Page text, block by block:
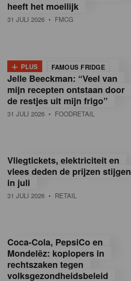
a
n
B
e
g
ë
e
heeft het moeilijk
31 JULI 2026 • FMCG
+ PLUS FAMOUS FRIDGE
Jelle Beeckman: “Veel van
mijn recepten ontstaan door
de restjes uit mijn frigo”
31 JULI 2026 • FOODRETAIL
Vliegtickets, elektriciteit en
vlees deden de prijzen stijgen
in juli
31 JULI 2026 • RETAIL
Coca-Cola, PepsiCo en
Mondelēz: koplopers in
rechtszaken tegen
volksgezondheidsbeleid